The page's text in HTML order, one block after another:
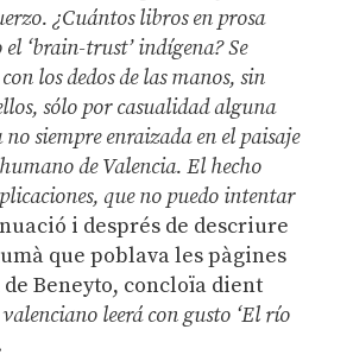
¿Cuántos libros en prosa
‘brain-trust’ indígena? Se
los dedos de las manos, sin
sólo por casualidad alguna
no siempre enraizada en el paisaje
de Valencia. El hecho
que no puedo intentar
i després de descriure
que poblava les pàgines
de Beneyto, concloïa dient
leerá con gusto ‘El río